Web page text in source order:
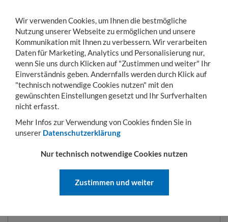
Toggle
navigation
MENÜ KONTO WARENKORB
Sie sind hier: Betriebseinrichtung Regale
ZUSATZBODEN RAL 7035 | 150
Wir verwenden Cookies, um Ihnen die bestmögliche
Nutzung unserer Webseite zu ermöglichen und unsere
Kommunikation mit Ihnen zu verbessern. Wir verarbeiten
Daten für Marketing, Analytics und Personalisierung nur,
wenn Sie uns durch Klicken auf "Zustimmen und weiter" Ihr
Einverständnis geben. Andernfalls werden durch Klick auf
"technisch notwendige Cookies nutzen" mit den
gewünschten Einstellungen gesetzt und Ihr Surfverhalten
nicht erfasst.
Mehr Infos zur Verwendung von Cookies finden Sie in
unserer Datenschutzerklärung
Nur technisch notwendige Cookies nutzen
Zustimmen und weiter